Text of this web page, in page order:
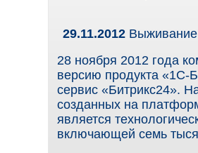
29.11.2012
28 ноября 2012 года
версию продукта «1С-
сервис «Битрикс24».
созданных на
является
включающей семь